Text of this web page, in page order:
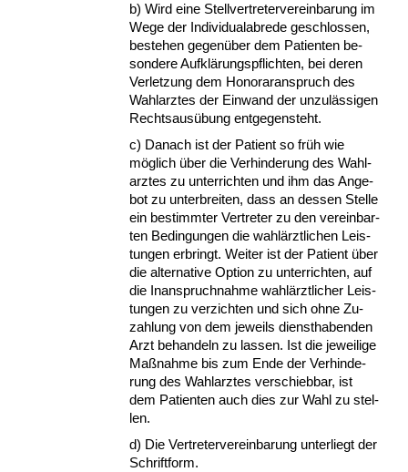
b) Wird ei­ne Stell­ver­tre­ter­ver­ein­ba­rung im
We­ge der In­di­vi­dua­la­b­re­de ge­schlos­sen,
be­ste­hen ge­genüber dem Pa­ti­en­ten be­
son­de­re Aufklärungs­pflich­ten, bei de­ren
Ver­let­zung dem Ho­no­raran­spruch des
Wahl­arz­tes der Ein­wand der un­zulässi­gen
Rechts­ausübung ent­ge­gen­steht.
c) Da­nach ist der Pa­ti­ent so früh wie
möglich über die Ver­hin­de­rung des Wahl­
arz­tes zu un­ter­rich­ten und ihm das An­ge­
bot zu un­ter­brei­ten, dass an des­sen Stel­le
ein be­stimm­ter Ver­tre­ter zu den ver­ein­bar­
ten Be­din­gun­gen die wahlärzt­li­chen Leis­
tun­gen er­bringt. Wei­ter ist der Pa­ti­ent über
die al­ter­na­ti­ve Op­ti­on zu un­ter­rich­ten, auf
die In­an­spruch­nah­me wahlärzt­li­cher Leis­
tun­gen zu ver­zich­ten und sich oh­ne Zu­
zah­lung von dem je­weils dienst­ha­ben­den
Arzt be­han­deln zu las­sen. Ist die je­wei­li­ge
Maßnah­me bis zum En­de der Ver­hin­de­
rung des Wahl­arz­tes ver­schieb­bar, ist
dem Pa­ti­en­ten auch dies zur Wahl zu stel­
len.
d) Die Ver­tre­ter­ver­ein­ba­rung un­ter­liegt der
Schrift­form.